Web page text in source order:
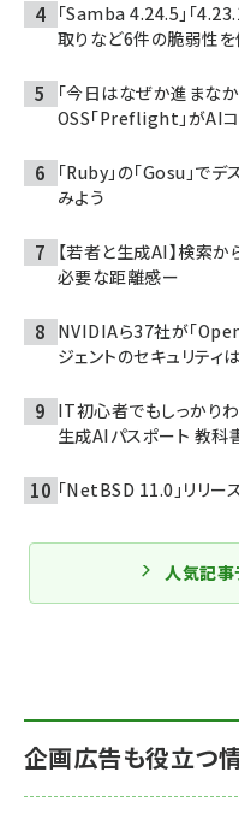
「Samba 4.24.5」「
取りなど6件の脆弱性
「今日はなぜか進まな
OSS「Preflight」がAI
「Ruby」の「Gosu」で
みよう
【若者と生成AI】検索
必要な距離感ー
NVIDIAら37社が「
ジェントのセキュリテ
IT初心者でもしっかり
生成AIパスポート 教科
「NetBSD 11.0」リリ
人気記事
企画広告も役立つ情